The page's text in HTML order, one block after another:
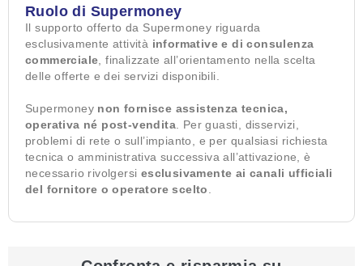
Ruolo di Supermoney
Il supporto offerto da Supermoney riguarda
esclusivamente attività informative e di consulenza
commerciale , finalizzate all’orientamento nella scelta
delle offerte e dei servizi disponibili.
Supermoney non fornisce assistenza tecnica,
operativa né post-vendita . Per guasti, disservizi,
problemi di rete o sull’impianto, e per qualsiasi richiesta
tecnica o amministrativa successiva all’attivazione, è
necessario rivolgersi esclusivamente ai canali ufficiali
del fornitore o operatore scelto